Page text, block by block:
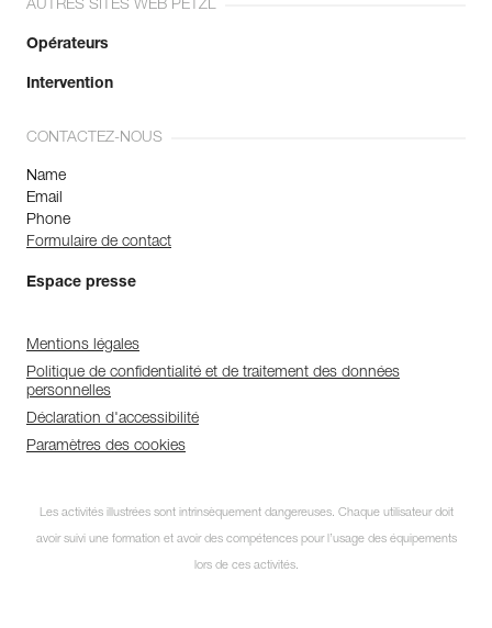
AUTRES SITES WEB PETZL
Opérateurs
Intervention
CONTACTEZ-NOUS
Name
Email
Phone
Formulaire de contact
Espace presse
Mentions légales
Politique de confidentialité et de traitement des données
personnelles
Déclaration d'accessibilité
Paramètres des cookies
Les activités illustrées sont intrinsèquement dangereuses. Chaque utilisateur doit
avoir suivi une formation et avoir des compétences pour l’usage des équipements
lors de ces activités.